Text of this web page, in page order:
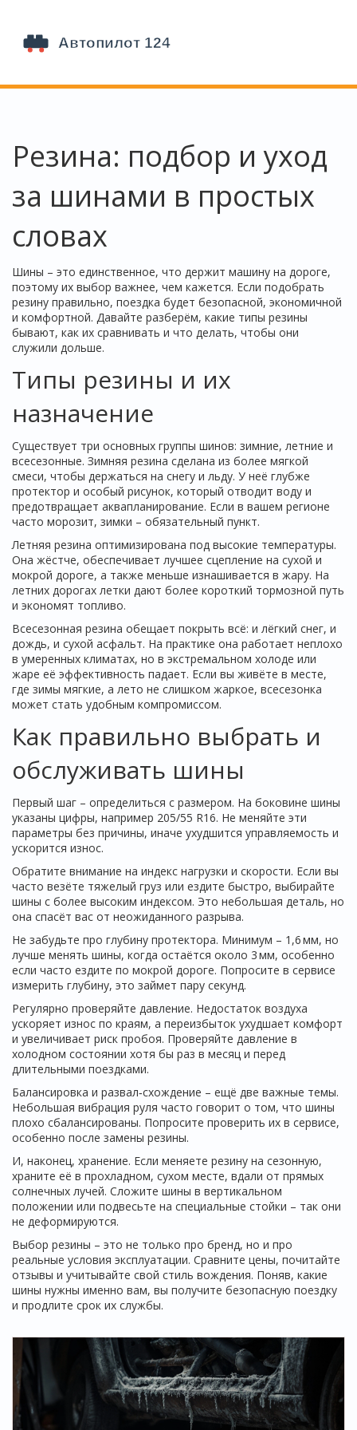
Резина: подбор и уход
за шинами в простых
словах
Шины – это единственное, что держит машину на дороге,
поэтому их выбор важнее, чем кажется. Если подобрать
резину правильно, поездка будет безопасной, экономичной
и комфортной. Давайте разберём, какие типы резины
бывают, как их сравнивать и что делать, чтобы они
служили дольше.
Типы резины и их
назначение
Существует три основных группы шинов: зимние, летние и
всесезонные. Зимняя резина сделана из более мягкой
смеси, чтобы держаться на снегу и льду. У неё глубже
протектор и особый рисунок, который отводит воду и
предотвращает аквапланирование. Если в вашем регионе
часто морозит, зимки – обязательный пункт.
Летняя резина оптимизирована под высокие температуры.
Она жёстче, обеспечивает лучшее сцепление на сухой и
мокрой дороге, а также меньше изнашивается в жару. На
летних дорогах летки дают более короткий тормозной путь
и экономят топливо.
Всесезонная резина обещает покрыть всё: и лёгкий снег, и
дождь, и сухой асфальт. На практике она работает неплохо
в умеренных климатах, но в экстремальном холоде или
жаре её эффективность падает. Если вы живёте в месте,
где зимы мягкие, а лето не слишком жаркое, всесезонка
может стать удобным компромиссом.
Как правильно выбрать и
обслуживать шины
Первый шаг – определиться с размером. На боковине шины
указаны цифры, например 205/55 R16. Не меняйте эти
параметры без причины, иначе ухудшится управляемость и
ускорится износ.
Обратите внимание на индекс нагрузки и скорости. Если вы
часто везёте тяжелый груз или ездите быстро, выбирайте
шины с более высоким индексом. Это небольшая деталь, но
она спасёт вас от неожиданного разрыва.
Не забудьте про глубину протектора. Минимум – 1,6 мм, но
лучше менять шины, когда остаётся около 3 мм, особенно
если часто ездите по мокрой дороге. Попросите в сервисе
измерить глубину, это займет пару секунд.
Регулярно проверяйте давление. Недостаток воздуха
ускоряет износ по краям, а переизбыток ухудшает комфорт
и увеличивает риск пробоя. Проверяйте давление в
холодном состоянии хотя бы раз в месяц и перед
длительными поездками.
Балансировка и развал‑схождение – ещё две важные темы.
Небольшая вибрация руля часто говорит о том, что шины
плохо сбалансированы. Попросите проверить их в сервисе,
особенно после замены резины.
И, наконец, хранение. Если меняете резину на сезонную,
храните её в прохладном, сухом месте, вдали от прямых
солнечных лучей. Сложите шины в вертикальном
положении или подвесьте на специальные стойки – так они
не деформируются.
Выбор резины – это не только про бренд, но и про
реальные условия эксплуатации. Сравните цены, почитайте
отзывы и учитывайте свой стиль вождения. Поняв, какие
шины нужны именно вам, вы получите безопасную поездку
и продлите срок их службы.